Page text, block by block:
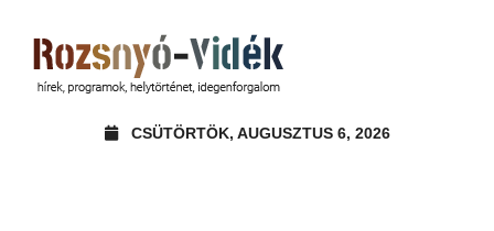
CSÜTÖRTÖK, AUGUSZTUS 6, 2026